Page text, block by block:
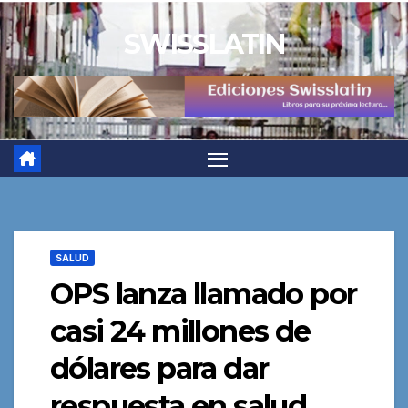
Saltar
al
contenido
SWISSLATIN
SALUD
OPS lanza llamado por
casi 24 millones de
dólares para dar